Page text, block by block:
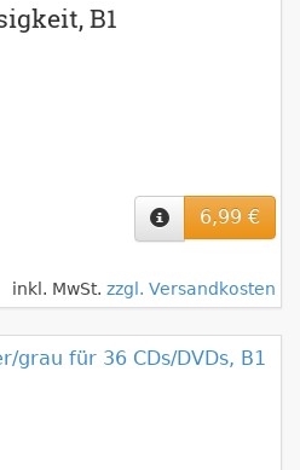
B1
6,99 €
inkl. MwSt. zzgl. Versandkosten